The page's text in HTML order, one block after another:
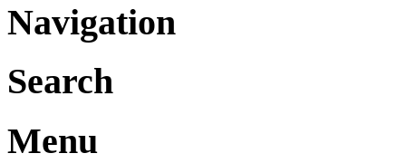
Navigation
Search
Menu